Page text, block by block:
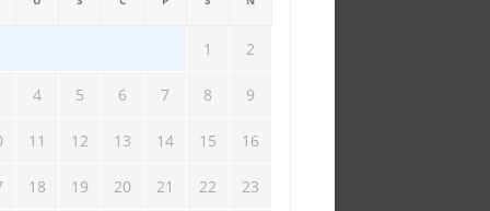
1 2
4 5 6 7 8 9
11 12 13 14 15 16
18 19 20 21 22 23